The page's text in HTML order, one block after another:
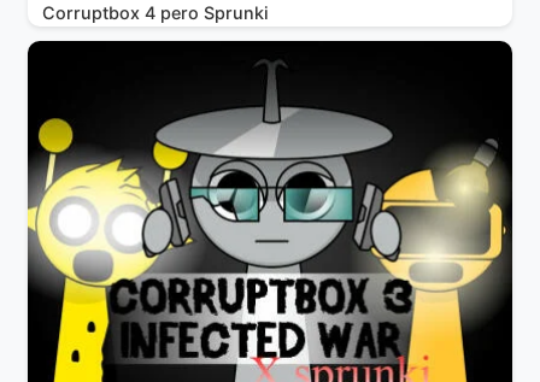
Corruptbox 4 pero Sprunki